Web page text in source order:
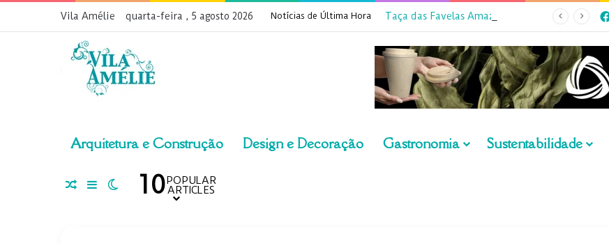
Vila Amélie quarta-feira , 5 agosto 2026 Notícias de Última Hora
Arquitetura e Construção Design e Decoração Gastronomia Sustentabilidade
Artigo aleatório
Barra Lateral
Switch skin
10POPULAR
ARTICLES